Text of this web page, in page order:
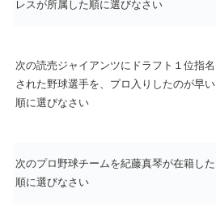
レスが所属した順に選びなさい
次の読売ジャイアンツにドラフト１位指名
された野球選手を、プロ入りしたのが早い
順に選びなさい
次のプロ野球チームを紀藤真琴が在籍した
順に選びなさい